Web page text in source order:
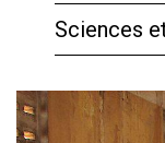
Sciences